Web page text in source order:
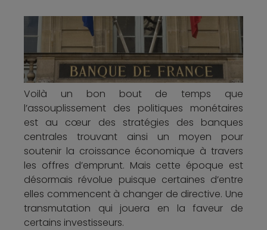
Voilà un bon bout de temps que
l’assouplissement des politiques monétaires
est au cœur des stratégies des banques
centrales trouvant ainsi un moyen pour
soutenir la croissance économique à travers
les offres d’emprunt. Mais cette époque est
désormais révolue puisque certaines d’entre
elles commencent à changer de directive. Une
transmutation qui jouera en la faveur de
certains investisseurs.